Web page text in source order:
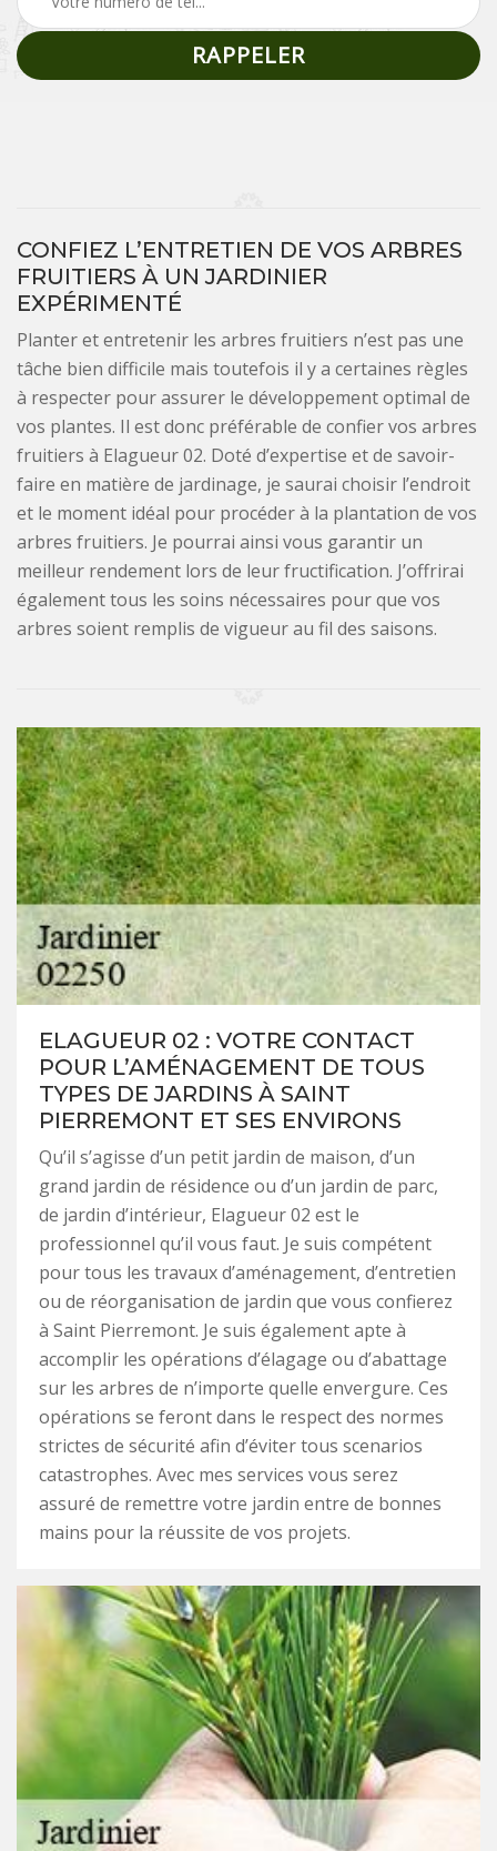
CONFIEZ L’ENTRETIEN DE VOS ARBRES
FRUITIERS À UN JARDINIER
EXPÉRIMENTÉ
Planter et entretenir les arbres fruitiers n’est pas une
tâche bien difficile mais toutefois il y a certaines règles
à respecter pour assurer le développement optimal de
vos plantes. Il est donc préférable de confier vos arbres
fruitiers à Elagueur 02. Doté d’expertise et de savoir-
faire en matière de jardinage, je saurai choisir l’endroit
et le moment idéal pour procéder à la plantation de vos
arbres fruitiers. Je pourrai ainsi vous garantir un
meilleur rendement lors de leur fructification. J’offrirai
également tous les soins nécessaires pour que vos
arbres soient remplis de vigueur au fil des saisons.
ELAGUEUR 02 : VOTRE CONTACT
POUR L’AMÉNAGEMENT DE TOUS
TYPES DE JARDINS À SAINT
PIERREMONT ET SES ENVIRONS
Qu’il s’agisse d’un petit jardin de maison, d’un
grand jardin de résidence ou d’un jardin de parc,
de jardin d’intérieur, Elagueur 02 est le
professionnel qu’il vous faut. Je suis compétent
pour tous les travaux d’aménagement, d’entretien
ou de réorganisation de jardin que vous confierez
à Saint Pierremont. Je suis également apte à
accomplir les opérations d’élagage ou d’abattage
sur les arbres de n’importe quelle envergure. Ces
opérations se feront dans le respect des normes
strictes de sécurité afin d’éviter tous scenarios
catastrophes. Avec mes services vous serez
assuré de remettre votre jardin entre de bonnes
mains pour la réussite de vos projets.